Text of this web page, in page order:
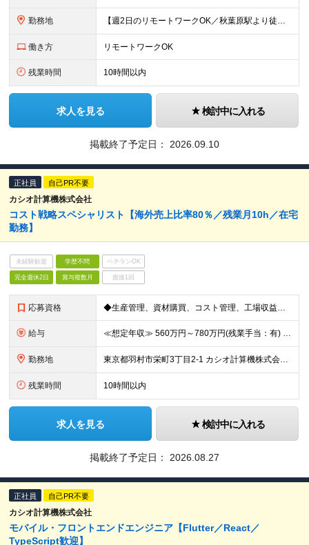
勤務地 【週2日のリモートワークOK／秋葉原駅より徒歩5分】 本社：東京都千代田区神田須田町2-19-23 Daiwa秋葉原ビル 6階 ※展示会などでの国内/海外出張あり ※変更の範囲：上記を除く当社関連
働き方 リモートワークOK
残業時間 10時間以内
求人を見る 検討中に入れる
掲載終了予定日： 2026.09.10
正社員 自己PR不要
カシオ計算機株式会社
コスト戦略スペシャリスト【海外売上比率80％／残業月10h／在宅
勤務】
未経験歓迎 学歴不問 ベテランOK
完全週休2日 賞与複数月 面接1回
応募資格 ◆生産管理、資材購買、コスト管理、工場収益管理など、いずれかの生産活動業務に従事した経験がある方 ◆コスト削減施策の企画・推進を主導した実績がある方
給与 ≪想定年収≫ 560万円～780万円(残業手当：有) ※待遇はスキル、経験に応じて個別に決定致します。 ※基本給＋賞与（年2回）、別途残業代、諸手当を支給（残業代は1分単位で支給いたします） ※試用期
勤務地 東京都羽村市栄町3丁目2-1 カシオ計算機株式会社 羽村技術センター ※転勤は当面ありません。 ※在宅勤務あり ※(変更の範囲)会社の定める勤務地
残業時間 10時間以内
求人を見る 検討中に入れる
掲載終了予定日： 2026.08.27
正社員 自己PR不要
カシオ計算機株式会社
モバイル・フロントエンドエンジニア【Flutter／React／
TypeScript歓迎】